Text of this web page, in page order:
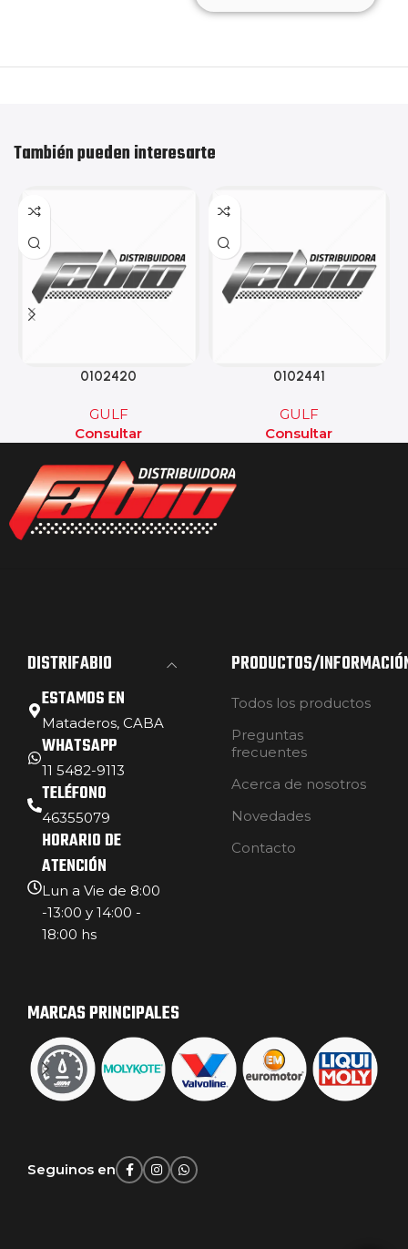
También pueden interesarte
0102420
GULF
Consultar
0102441
GULF
Consultar
DISTRIFABIO
ESTAMOS EN
Mataderos, CABA
WHATSAPP
11 5482-9113
TELÉFONO
46355079
HORARIO DE
ATENCIÓN
Lun a Vie de 8:00
-13:00 y 14:00 -
18:00 hs
PRODUCTOS/
Todos los productos
Preguntas
frecuentes
Acerca de nosotros
Novedades
Contacto
MARCAS PRINCIPALES
Seguinos en